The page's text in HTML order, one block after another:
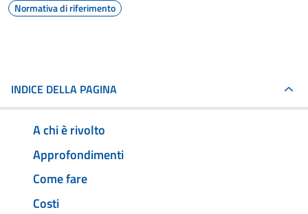
Normativa di riferimento
INDICE DELLA PAGINA
A chi è rivolto
Approfondimenti
Come fare
Costi